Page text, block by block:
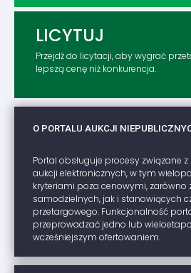
LICYTUJ
Przejdź do licytacji, aby wygrać
lepszą cenę niż konkurencja.
O PORTALU AUKCJI
Portal obsługuje procesy związane
aukcji elektronicznych, w tym
kryteriami poza cenowymi, zarówno
samodzielnych, jak i stanowiących
przetargowego. Funkcjonalność
przeprowadzać jedno lub
wcześniejszym ofertowaniem.